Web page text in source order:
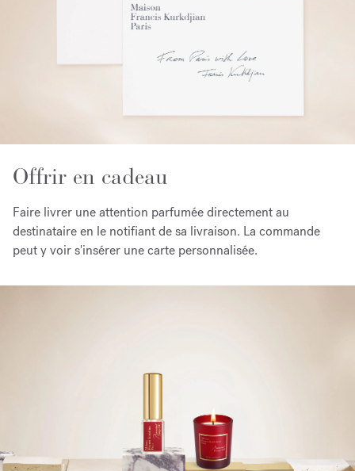
Offrir en cadeau
Faire livrer une attention parfumée directement au
destinataireen le notifiant de sa livraison. La commande
peut y voir s'insérer une carte personnalisée.